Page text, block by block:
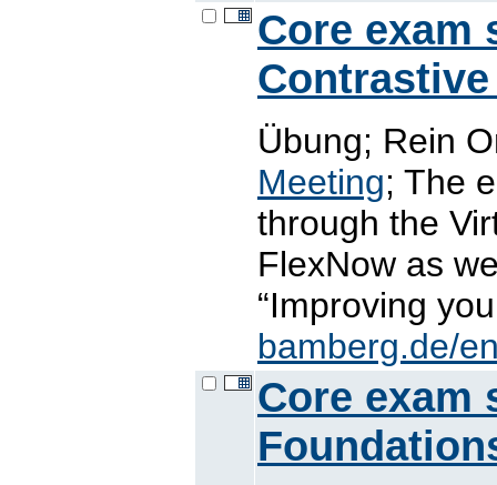
Core
Übung; Rein
Meeting; The
through the
FlexNow as
“Improving
bamberg.de/
Core